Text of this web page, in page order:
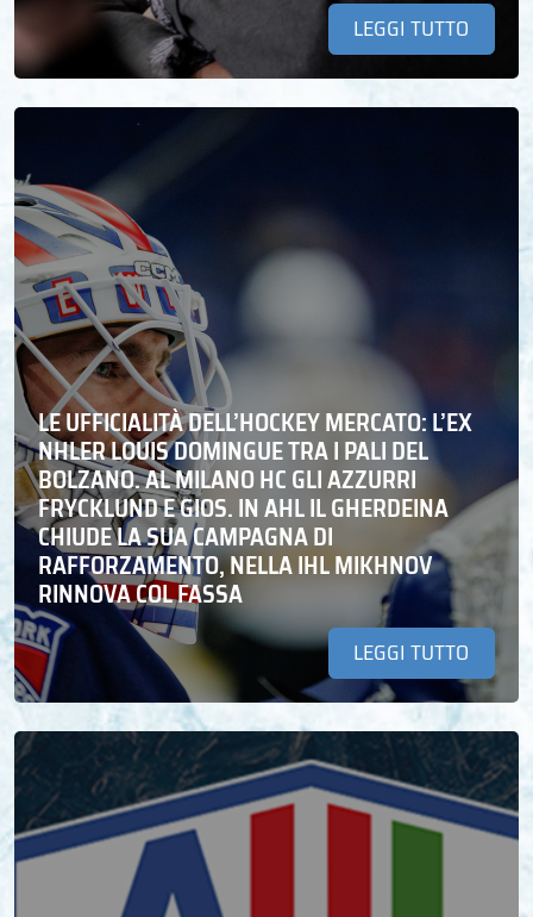
LEGGI TUTTO
LE UFFICIALITÀ DELL’HOCKEY MERCATO: L’EX
NHLER LOUIS DOMINGUE TRA I PALI DEL
BOLZANO. AL MILANO HC GLI AZZURRI
FRYCKLUND E GIOS. IN AHL IL GHERDEINA
CHIUDE LA SUA CAMPAGNA DI
RAFFORZAMENTO, NELLA IHL MIKHNOV
RINNOVA COL FASSA
LEGGI TUTTO